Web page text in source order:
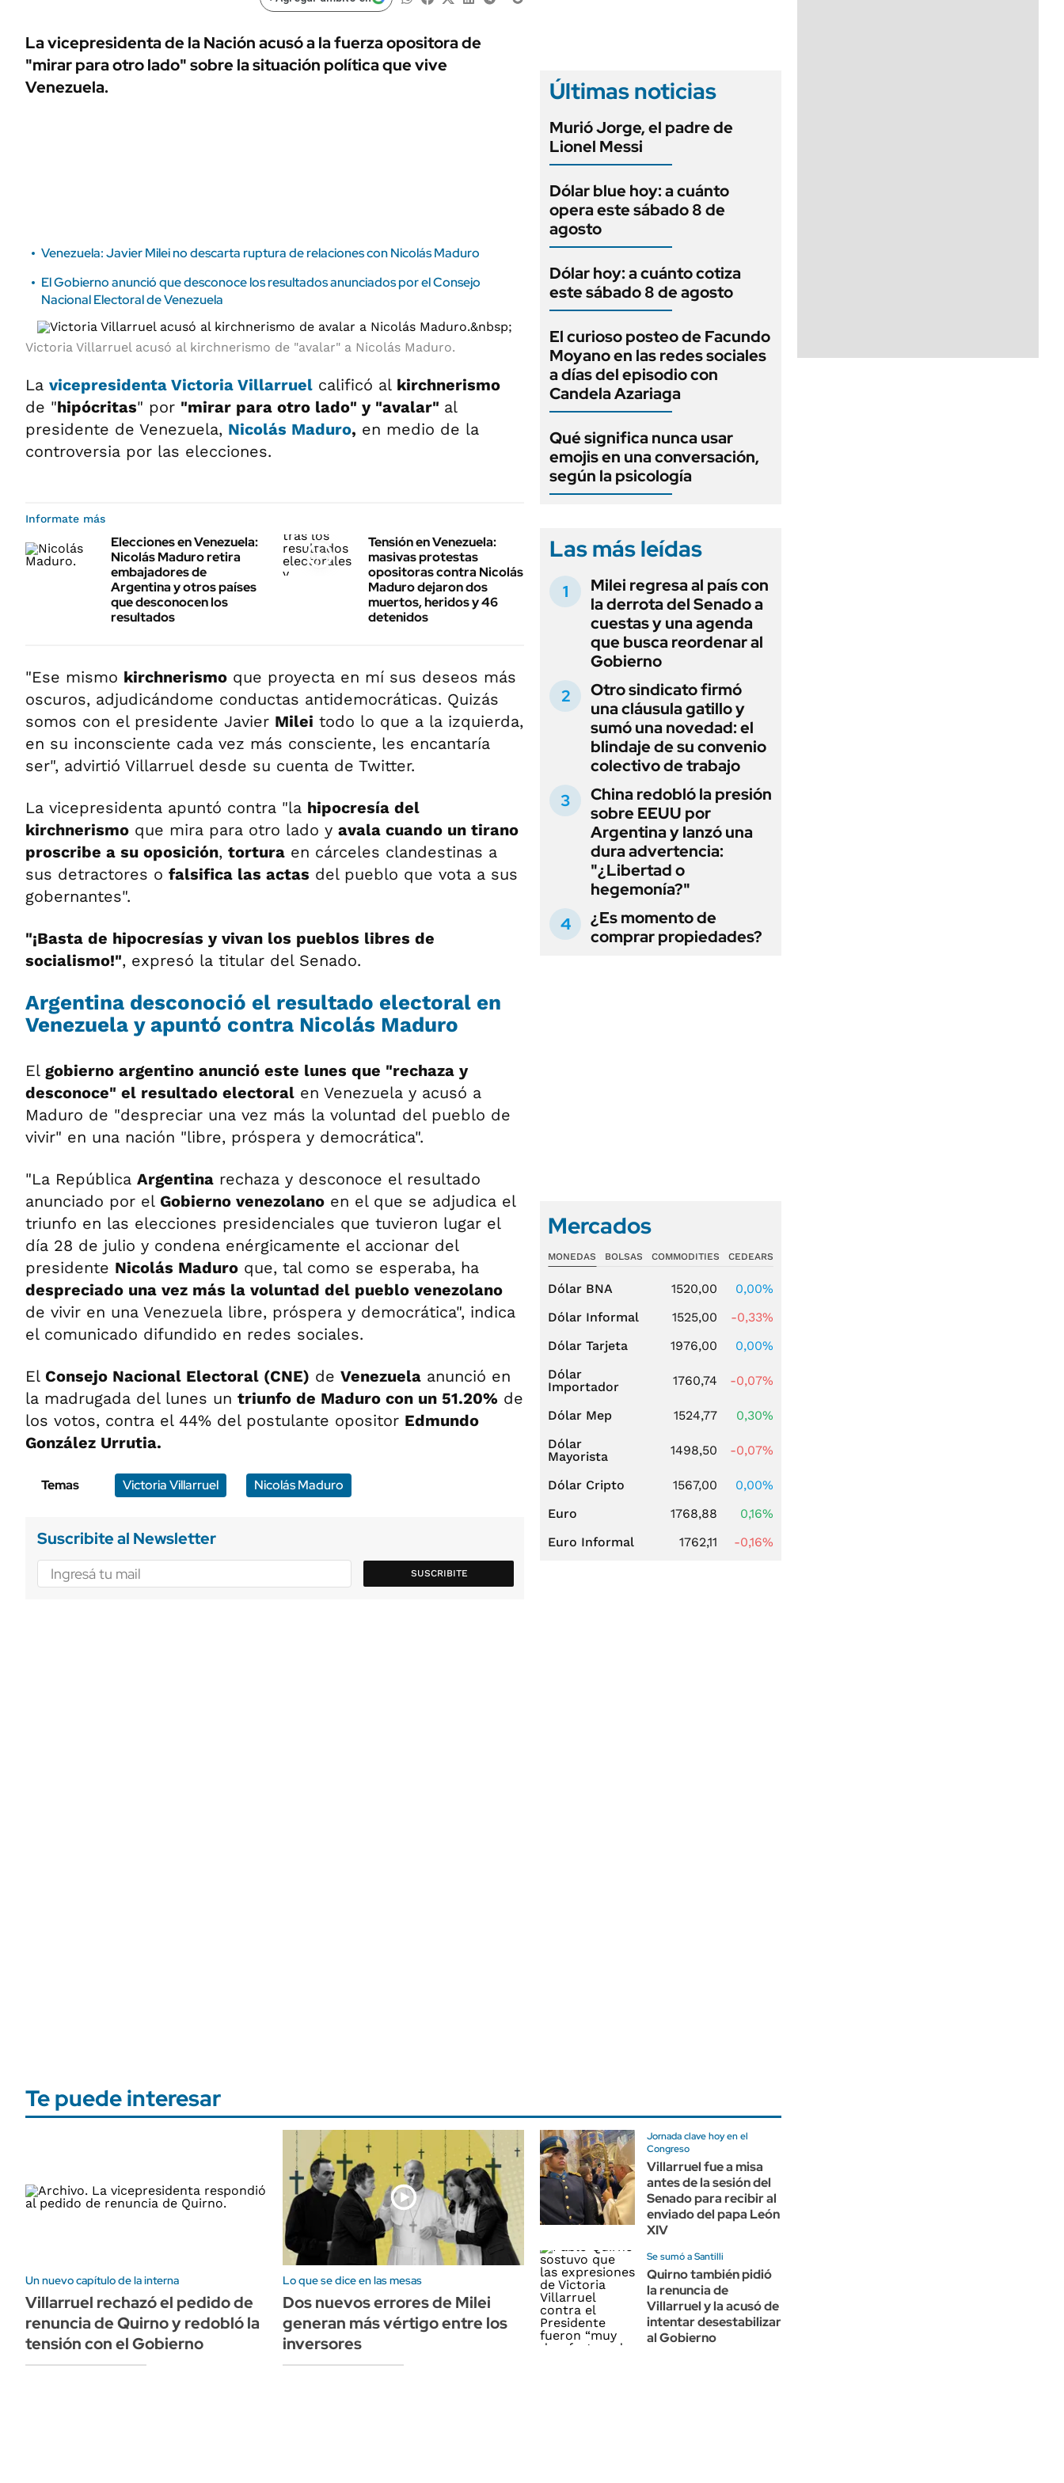
URUGUAY
AUTOS
La vicepresidenta de la Nación acusó a la fuerza opositora de
"mirar para otro lado" sobre la situación política que vive
Venezuela.
Venezuela: Javier Milei no descarta ruptura de relaciones con Nicolás Maduro
El Gobierno anunció que desconoce los resultados anunciados por el Consejo
Nacional Electoral de Venezuela
Victoria Villarruel acusó al kirchnerismo de "avalar" a Nicolás Maduro.
La vicepresidenta Victoria Villarruel calificó al kirchnerismo
de "hipócritas" por "mirar para otro lado" y "avalar" al
presidente de Venezuela, Nicolás Maduro, en medio de la
controversia por las elecciones.
Informate más
Elecciones en Venezuela:
Nicolás Maduro retira
embajadores de
Argentina y otros países
que desconocen los
resultados
Tensión en Venezuela:
masivas protestas
opositoras contra Nicolás
Maduro dejaron dos
muertos, heridos y 46
detenidos
"Ese mismo kirchnerismo que proyecta en mí sus deseos más
oscuros, adjudicándome conductas antidemocráticas. Quizás
somos con el presidente Javier Milei todo lo que a la izquierda,
en su inconsciente cada vez más consciente, les encantaría
ser", advirtió Villarruel desde su cuenta de Twitter.
La vicepresidenta apuntó contra "la hipocresía del
kirchnerismo que mira para otro lado y avala cuando un tirano
proscribe a su oposición, tortura en cárceles clandestinas a
sus detractores o falsifica las actas del pueblo que vota a sus
gobernantes".
"¡Basta de hipocresías y vivan los pueblos libres de
socialismo!", expresó la titular del Senado.
Argentina desconoció el resultado electoral en
Venezuela y apuntó contra Nicolás Maduro
El gobierno argentino anunció este lunes que "rechaza y
desconoce" el resultado electoral en Venezuela y acusó a
Maduro de "despreciar una vez más la voluntad del pueblo de
vivir" en una nación "libre, próspera y democrática".
"La República Argentina rechaza y desconoce el resultado
anunciado por el Gobierno venezolano en el que se adjudica el
triunfo en las elecciones presidenciales que tuvieron lugar el
día 28 de julio y condena enérgicamente el accionar del
presidente Nicolás Maduro que, tal como se esperaba, ha
despreciado una vez más la voluntad del pueblo venezolano
de vivir en una Venezuela libre, próspera y democrática", indica
el comunicado difundido en redes sociales.
El Consejo Nacional Electoral (CNE) de Venezuela anunció en
la madrugada del lunes un triunfo de Maduro con un 51.20% de
los votos, contra el 44% del postulante opositor Edmundo
González Urrutia.
Temas Victoria Villarruel Nicolás Maduro
Suscribite al Newsletter
SUSCRIBITE
Últimas noticias
Murió Jorge, el padre de
Lionel Messi
Dólar blue hoy: a cuánto
opera este sábado 8 de
agosto
Dólar hoy: a cuánto cotiza
este sábado 8 de agosto
El curioso posteo de Facundo
Moyano en las redes sociales
a días del episodio con
Candela Azariaga
Qué significa nunca usar
emojis en una conversación,
según la psicología
Las más leídas
Milei regresa al país con
la derrota del Senado a
cuestas y una agenda
que busca reordenar al
Gobierno
Otro sindicato firmó
una cláusula gatillo y
sumó una novedad: el
blindaje de su convenio
colectivo de trabajo
China redobló la presión
sobre EEUU por
Argentina y lanzó una
dura advertencia:
"¿Libertad o
hegemonía?"
¿Es momento de
comprar propiedades?
Mercados
MONEDAS BOLSAS COMMODITIES CEDEARS
Dólar BNA 1520,00
0,00%
Dólar Informal
1525,00
-0,33%
Dólar Tarjeta
1976,00
0,00%
Dólar
Importador
1760,74 -0,07%
Dólar Mep 1524,77
0,30%
Dólar
Mayorista
1498,50 -0,07%
Dólar Cripto 1567,00
0,00%
Euro
1768,88
0,16%
Euro Informal
1762,11 -0,16%
Te puede interesar
Un nuevo capítulo de la interna
Villarruel rechazó el pedido de
renuncia de Quirno y redobló la
tensión con el Gobierno
Lo que se dice en las mesas
Dos nuevos errores de Milei
generan más vértigo entre los
inversores
Jornada clave hoy en el
Congreso
Villarruel fue a misa
antes de la sesión del
Senado para recibir al
enviado del papa León
XIV
Se sumó a Santilli
Quirno también pidió
la renuncia de
Villarruel y la acusó de
intentar desestabilizar
al Gobierno